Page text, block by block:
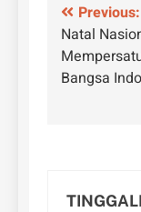
Navigasi
pos
Previous:
Natal
Bangsa